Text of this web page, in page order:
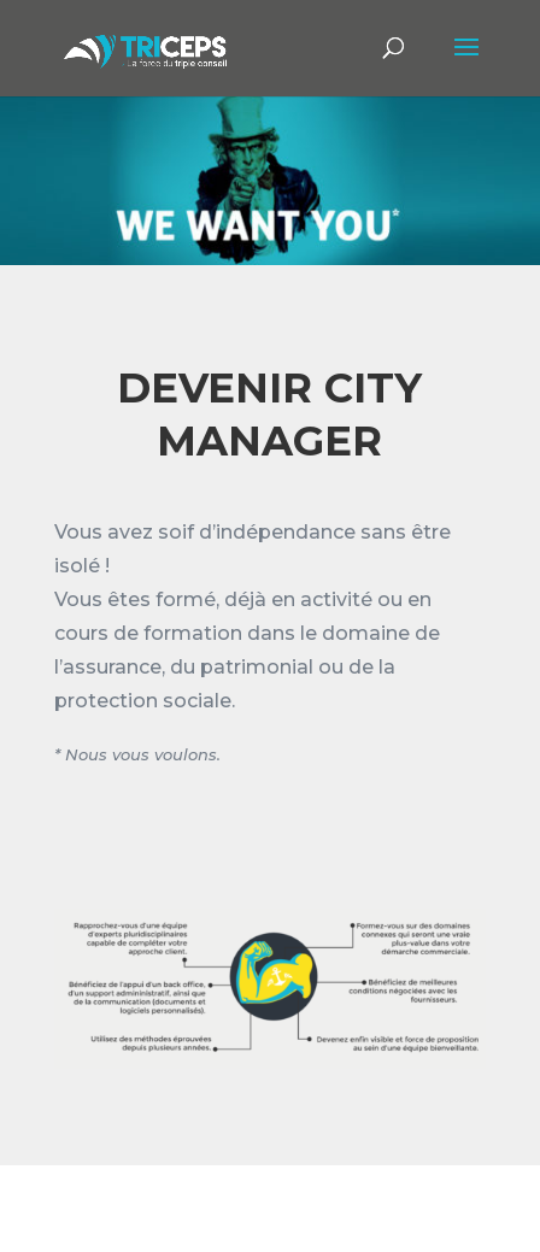
DEVENIR CITY
MANAGER
Vous avez soif d’indépendance sans être
isolé !
Vous êtes formé, déjà en activité ou en
cours de formation dans le domaine de
l’assurance, du patrimonial ou de la
protection sociale.
* Nous vous voulons.